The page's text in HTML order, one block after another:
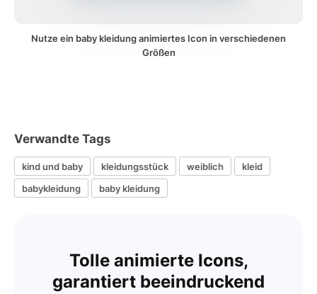
Nutze ein baby kleidung animiertes Icon in verschiedenen
Größen
Verwandte Tags
kind und baby kleidungsstück weiblich
kleid
babykleidung
baby kleidung
Tolle animierte Icons,
garantiert beeindruckend